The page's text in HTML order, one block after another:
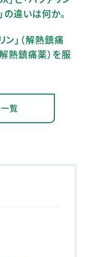
の違いは何か。
ン」（解熱鎮痛
解熱鎮痛薬）を服
覧